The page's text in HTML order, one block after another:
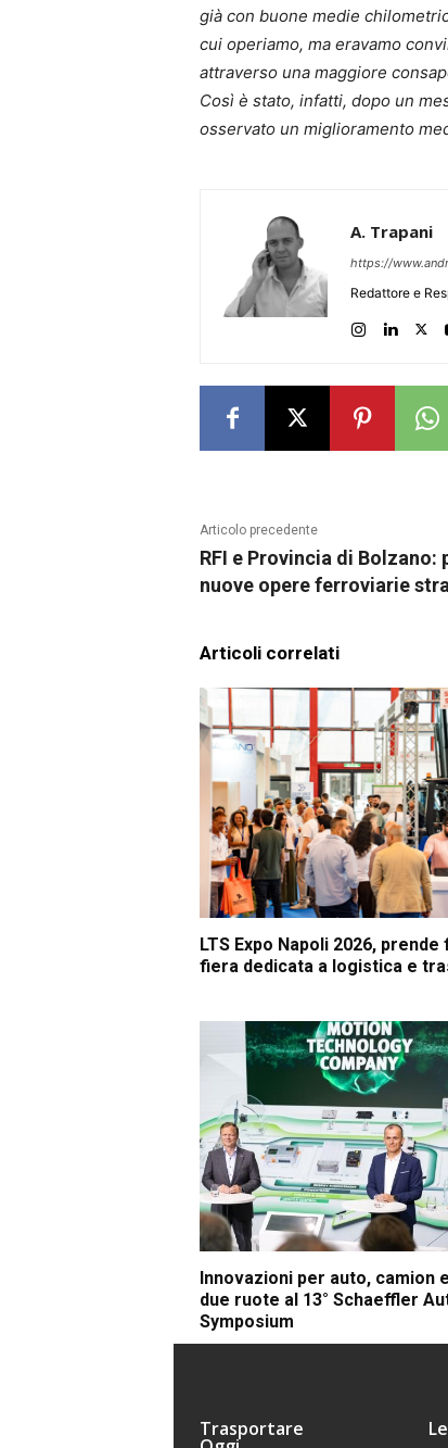
già con buone medie
cui operiamo, ma eravamo
attraverso una maggiore
Così è stato, infatti, dopo un
osservato un miglioramento
A. Trapani
https://
Redattore e
Articolo precedente
RFI e Provincia di Bolzano:
nuove opere ferroviarie
Articoli correlati
LTS Expo Napoli 2026,
fiera dedicata a logistica e
Innovazioni per auto, camion
due ruote al 13° Schaeffler
Symposium
Trasportare